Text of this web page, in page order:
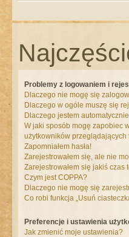
Problemy z logowaniem i
Dlaczego nie mogę się
Dlaczego w ogóle muszę się
Dlaczego jestem
W jaki sposób mogę zapobiec
użytkowników przeglądających
Zapomniałem hasła!
Zarejestrowałem się, ale nie
Zarejestrowałem się jakiś
Czym jest COPPA?
Dlaczego nie mogę się
Co robi funkcja „Usuń
Preferencje i ustawienia
Jak zmienić moje ustawienia?